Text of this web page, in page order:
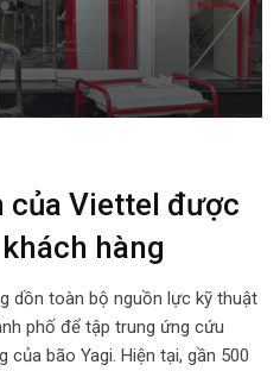
của Viettel được
hàng
dồn toàn bộ nguồn lực kỹ thuật
phố để tập trung ứng cứu
bão Yagi. Hiện tại, gần 500